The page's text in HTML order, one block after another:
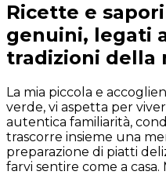
Ricette e
genuini, legati
tradizioni della
La mia piccola e
verde, vi aspetta per
autentica familiarità,
trascorre insieme una
preparazione di piatti
farvi sentire come a casa.